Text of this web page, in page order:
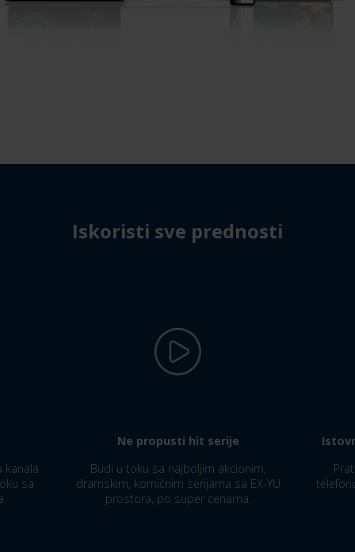
Iskoristi sve prednosti
kanala
sa
Ne propusti hit serije
Budi u toku sa najboljim akcionim,
dramskim, komičnim serijama sa EX-YU
prostora, po super cenama.